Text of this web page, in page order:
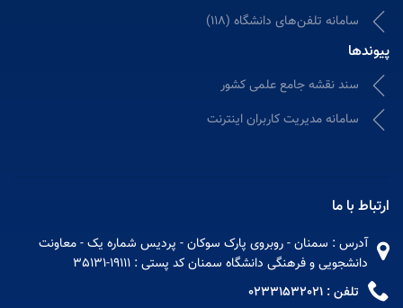
سامانه تلفن‌های دانشگاه (118)
پیوندها
سند نقشه جامع علمی کشور
سامانه مدیریت کاربران اینترنت
ارتباط با ما
آدرس : سمنان - روبروی پارک سوکان - پردیس شماره یک - معاونت
دانشجویی و فرهنگی دانشگاه سمنان کد پستی : 19111-35131
تلفن : 02331532021